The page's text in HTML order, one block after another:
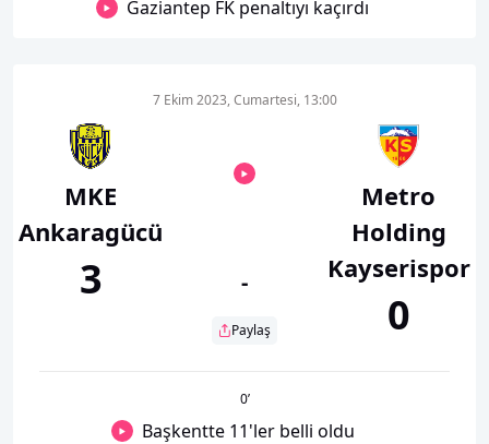
Gaziantep FK penaltıyı kaçırdı
MKE
Ankaragücü
3
7 Ekim 2023, Cumartesi, 13:00
-
Paylaş
Metro
Holding
Kayserispor
0
0’
Başkentte 11'ler belli oldu